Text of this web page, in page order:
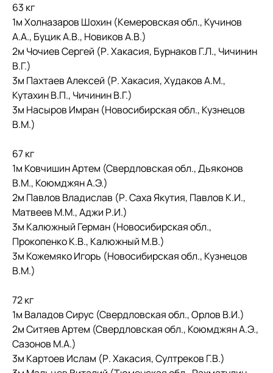
63 кг
1м Холназаров Шохин (Кемеровская обл., Кучинов
А.А., Буцик А.В., Новиков А.В.)
2м Чочиев Сергей (Р. Хакасия, Бурнаков Г.Л., Чичинин
В.Г.)
3м Пахтаев Алексей (Р. Хакасия, Худаков А.М.,
Кутахин В.П., Чичинин В.Г.)
3м Насыров Имран (Новосибирская обл., Кузнецов
В.М.)
67 кг
1м Ковчишин Артем (Свердловская обл., Дьяконов
В.М., Коюмджян А.Э.)
2м Павлов Владислав (Р. Саха Якутия, Павлов К.И.,
Матвеев М.М., Аджи Р.И.)
3м Калюжный Герман (Новосибирская обл.,
Прокопенко К.В., Калюжный М.В.)
3м Кожемяко Игорь (Новосибирская обл., Кузнецов
В.М.)
72 кг
1м Валадов Сирус (Свердловская обл., Орлов В.И.)
2м Ситяев Артем (Свердловская обл., Коюмджян А.Э.,
Сазонов М.А.)
3м Картоев Ислам (Р. Хакасия, Султреков Г.В.)